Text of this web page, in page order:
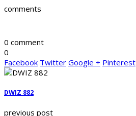
comments
0 comment
0
Facebook Twitter Google + Pinterest
DWIZ 882
previous post